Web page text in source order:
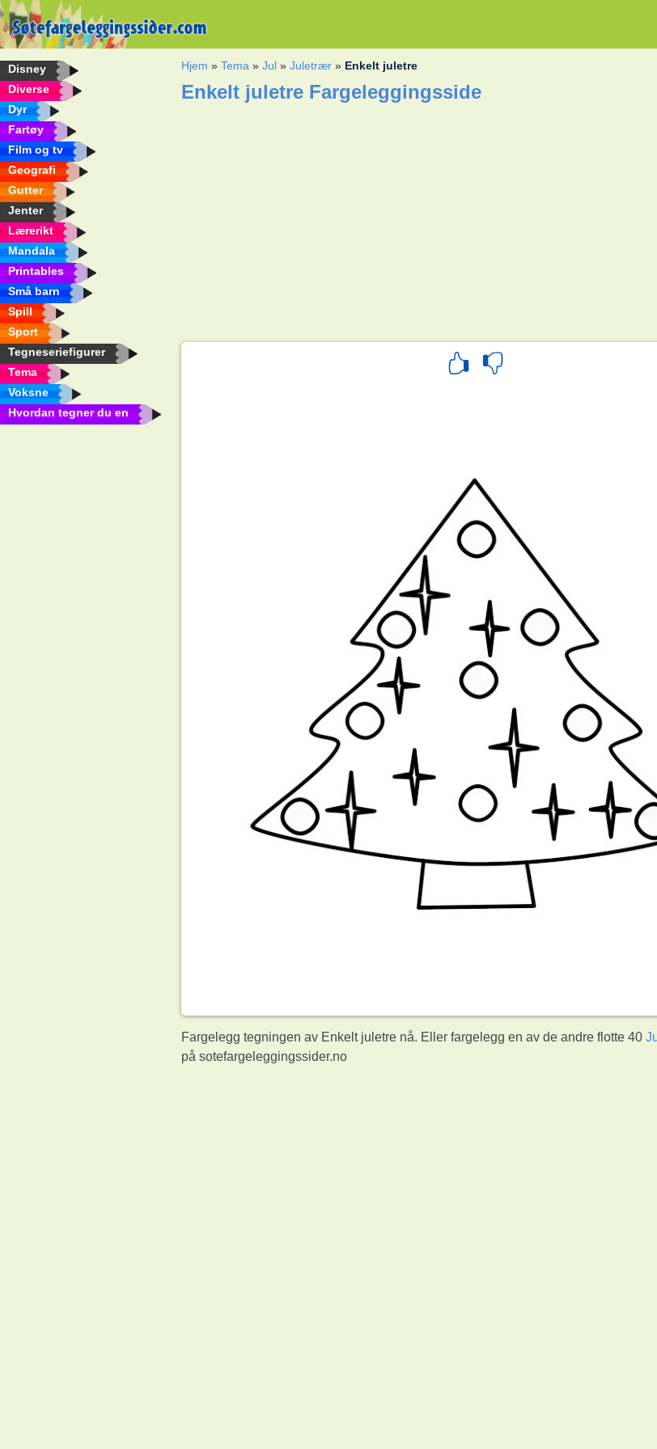
Disney
Diverse
Dyr
Fartøy
Film og tv
Geografi
Gutter
Jenter
Lærerikt
Mandala
Printables
Små barn
Spill
Sport
Tegneseriefigurer
Tema
Voksne
Hvordan tegner du en
Hjem »Tema »Jul »Juletrær » Enkelt juletre
Enkelt juletre Fargeleggingsside
Fargelegg tegningen av Enkelt juletre nå. Eller fargelegg en av de andre flotte 40
på sotefargeleggingssider.no